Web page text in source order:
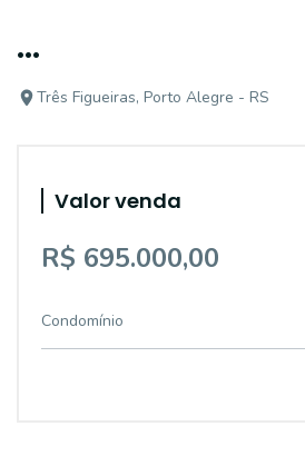
...
Três Figueiras, Porto Alegre - RS
Valor venda
R$ 695.000,00
Condomínio